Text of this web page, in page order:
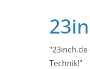
Technik!"